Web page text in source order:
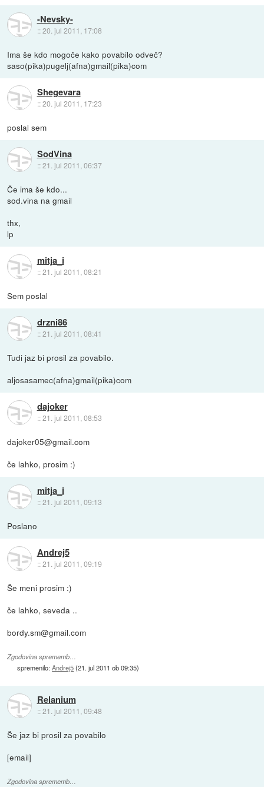
-Nevsky-
::20. jul 2011, 17:08
Ima še kdo mogoče kako povabilo odveč?
saso(pika)pugelj(afna)gmail(pika)com
Shegevara
::20. jul 2011, 17:23
poslal sem
SodVina
::21. jul 2011, 06:37
Če ima še kdo...
sod.vina na gmail
thx,
lp
mitja_i
::21. jul 2011, 08:21
Sem poslal
drzni86
::21. jul 2011, 08:41
Tudi jaz bi prosil za povabilo.
aljosasamec(afna)gmail(pika)com
dajoker
::21. jul 2011, 08:53
dajoker05@gmail.com
če lahko, prosim :)
mitja_i
::21. jul 2011, 09:13
Poslano
Andrej5
::21. jul 2011, 09:19
Še meni prosim :)
če lahko, seveda ..
bordy.sm@gmail.com
Zgodovina sprememb…
spremenilo:Andrej5(21. jul 2011 ob 09:35)
Relanium
::21. jul 2011, 09:48
Še jaz bi prosil za povabilo
[email]
Zgodovina sprememb…